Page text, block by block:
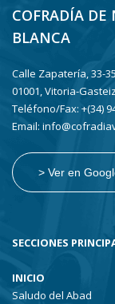
COFRADÍA DE
BLANCA
Calle Zapatería, 33-35
01001, Vitoria-Gasteiz
Teléfono/Fax: +(34)
Email:
> Ver en
SECCIONES
INICIO
Saludo del Abad